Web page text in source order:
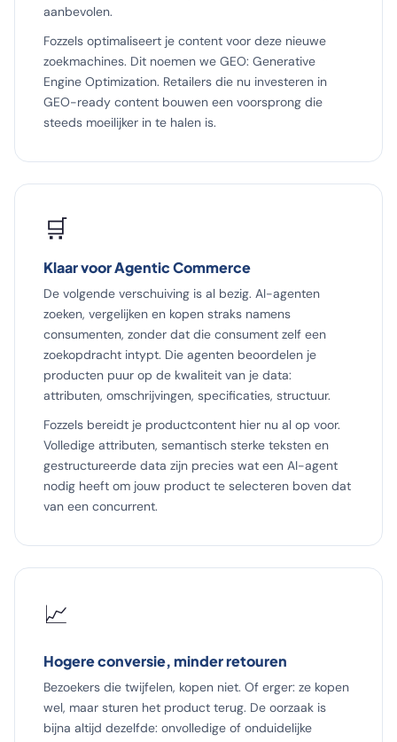
aanbevolen.
Fozzels optimaliseert je content voor deze nieuwe
zoekmachines. Dit noemen we GEO: Generative
Engine Optimization. Retailers die nu investeren in
GEO-ready content bouwen een voorsprong die
steeds moeilijker in te halen is.
🛒
Klaar voor Agentic Commerce
De volgende verschuiving is al bezig. AI-agenten
zoeken, vergelijken en kopen straks namens
consumenten, zonder dat die consument zelf een
zoekopdracht intypt. Die agenten beoordelen je
producten puur op de kwaliteit van je data:
attributen, omschrijvingen, specificaties, structuur.
Fozzels bereidt je productcontent hier nu al op voor.
Volledige attributen, semantisch sterke teksten en
gestructureerde data zijn precies wat een AI-agent
nodig heeft om jouw product te selecteren boven dat
van een concurrent.
📈
Hogere conversie, minder retouren
Bezoekers die twijfelen, kopen niet. Of erger: ze kopen
wel, maar sturen het product terug. De oorzaak is
bijna altijd dezelfde: onvolledige of onduidelijke